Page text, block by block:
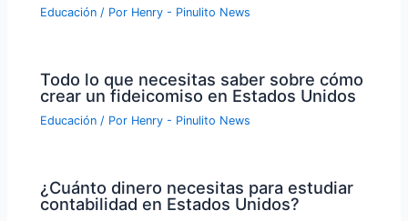
Educación / Por Henry - Pinulito News
Todo lo que necesitas saber sobre cómo
crear un fideicomiso en Estados Unidos
Educación / Por Henry - Pinulito News
¿Cuánto dinero necesitas para estudiar
contabilidad en Estados Unidos?